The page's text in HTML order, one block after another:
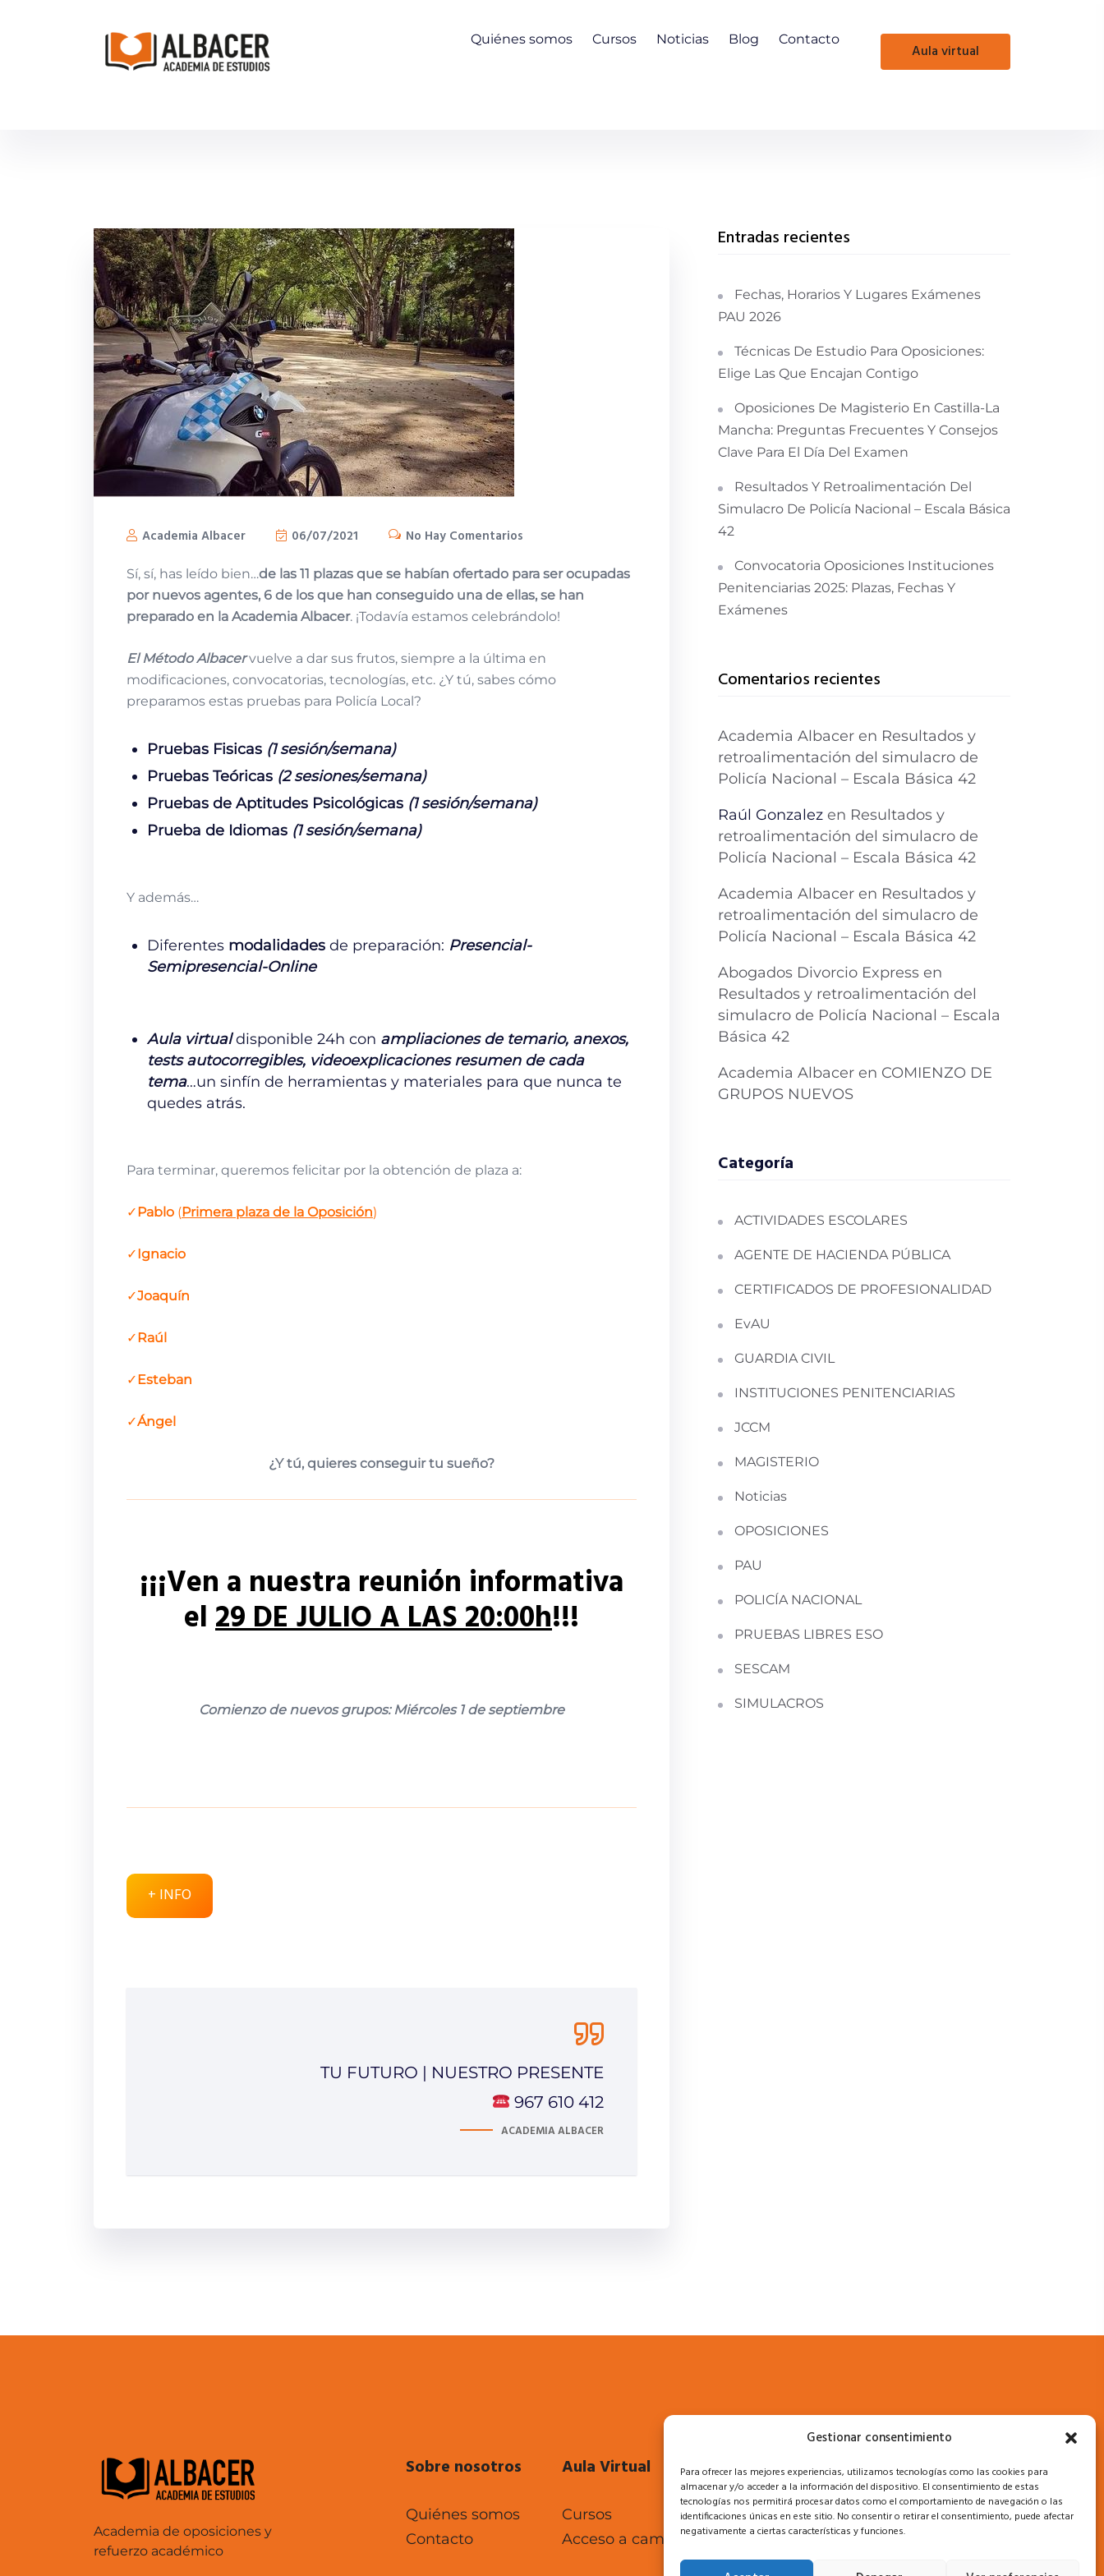
Gestionar consentimiento
Para ofrecer las mejores experiencias, utilizamos tecnologías como las cookies para
almacenar y/o acceder a la información del dispositivo. El consentimiento de estas
tecnologías nos permitirá procesar datos como el comportamiento de navegación o las
identificaciones únicas en este sitio. No consentir o retirar el consentimiento, puede afectar
negativamente a ciertas características y funciones.
Quiénes somos Cursos Noticias Blog Contacto
aula virtual
Academia Albacer 06/07/2021 No Hay Comentarios
Sí, sí, has leído bien…de las 11 plazas que se habían ofertado para ser ocupadas
por nuevos agentes, 6 de los que han conseguido una de ellas, se han
preparado en la Academia Albacer. ¡Todavía estamos celebrándolo!
El Método Albacervuelve a dar sus frutos, siempre a la última en
modificaciones, convocatorias, tecnologías, etc. ¿Y tú, sabes cómo
preparamos estas pruebas para Policía Local?
Pruebas Fisicas (1 sesión/semana)
Pruebas Teóricas (2 sesiones/semana)
Pruebas de Aptitudes Psicológicas (1 sesión/semana)
Prueba de Idiomas (1 sesión/semana)
Y además…
Diferentes modalidades de preparación: Presencial-
Semipresencial-Online
Aula virtualdisponible 24h con ampliaciones de temario, anexos,
tests autocorregibles, videoexplicaciones resumen de cada
tema…un sinfín de herramientas y materiales para que nunca te
quedes atrás.
Para terminar, queremos felicitar por la obtención de plaza a:
✓Pablo (Primera plaza de la Oposición)
✓Ignacio
✓Joaquín
✓Raúl
✓Esteban
✓Ángel
¿Y tú, quieres conseguir tu sueño?
¡¡¡Ven a nuestra reunión informativa
el29 DE JULIO A LAS 20:00h!!!
Comienzo de nuevos grupos: Miércoles 1 de septiembre
+ INFO
TU FUTURO | NUESTRO PRESENTE
967 610 412
ACADEMIA ALBACER
Entradas recientes
Fechas, Horarios Y Lugares Exámenes
PAU 2026
Técnicas De Estudio Para Oposiciones:
Elige Las Que Encajan Contigo
Oposiciones De Magisterio En Castilla-La
Mancha: Preguntas Frecuentes Y Consejos
Clave Para El Día Del Examen
Resultados Y Retroalimentación Del
Simulacro De Policía Nacional – Escala Básica
42
Convocatoria Oposiciones Instituciones
Penitenciarias 2025: Plazas, Fechas Y
Exámenes
Comentarios recientes
Academia Albacer en Resultados y
retroalimentación del simulacro de
Policía Nacional – Escala Básica 42
Raúl Gonzalez en Resultados y
retroalimentación del simulacro de
Policía Nacional – Escala Básica 42
Academia Albacer en Resultados y
retroalimentación del simulacro de
Policía Nacional – Escala Básica 42
Abogados Divorcio Express en
Resultados y retroalimentación del
simulacro de Policía Nacional – Escala
Básica 42
Academia Albacer en COMIENZO DE
GRUPOS NUEVOS
Categoría
ACTIVIDADES ESCOLARES
AGENTE DE HACIENDA PÚBLICA
CERTIFICADOS DE PROFESIONALIDAD
EvAU
GUARDIA CIVIL
INSTITUCIONES PENITENCIARIAS
JCCM
MAGISTERIO
Noticias
OPOSICIONES
PAU
POLICÍA NACIONAL
PRUEBAS LIBRES ESO
SESCAM
SIMULACROS
Academia de oposiciones y
refuerzo académico
Sobre nosotros
Quiénes somos
Contacto
Aula Virtual
Cursos
Acceso a campus
Legal
Política de privacidad
Política de Protección de Datos
Política de cookies (UE)